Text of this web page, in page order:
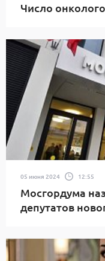
Число
05 июня 2024 12:55
Мосгордума
депутатов